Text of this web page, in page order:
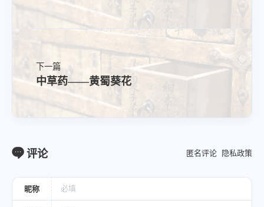
常用方
使用注意
饮片
下一篇
中草药——黄蜀葵花
评论 匿名评论 隐私政策
昵称